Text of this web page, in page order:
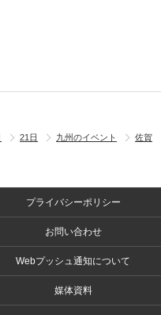
21日 九州のイベント
佐賀
プライバシーポリシー
お問い合わせ
Webプッシュ通知について
媒体資料